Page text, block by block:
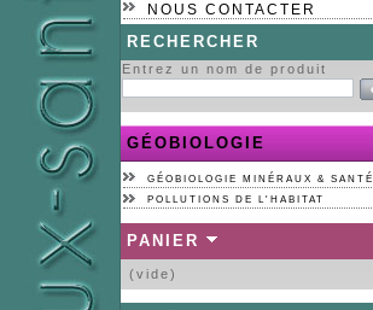
NOUS CONTACTER
RECHERCHER
Entrez un nom de produit
GÉOBIOLOGIE
GÉOBIOLOGIE MINÉRAUX & SANTÉ
POLLUTIONS DE L'HABITAT
PANIER
(vide)